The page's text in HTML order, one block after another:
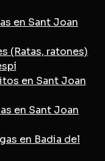
en Sant Joan
(Ratas, ratones)
en Sant Joan
en Sant Joan
en Badia del